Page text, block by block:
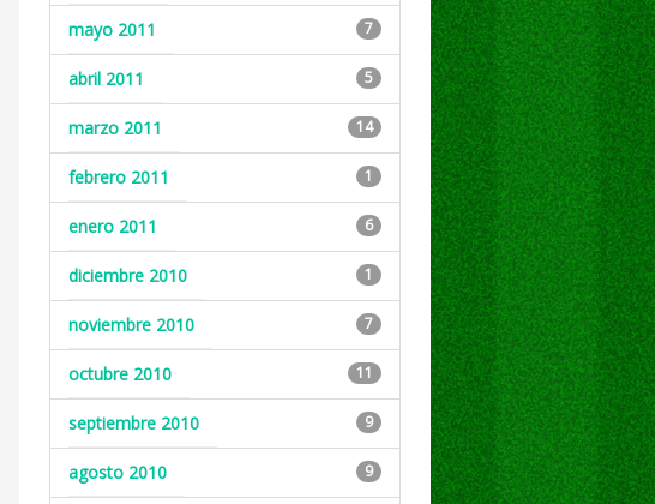
mayo 2011 7
abril 2011 5
marzo 2011 14
febrero 2011 1
enero 2011 6
diciembre 2010 1
noviembre 2010 7
octubre 2010 11
septiembre 2010 9
agosto 2010 9